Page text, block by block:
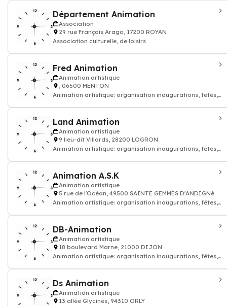
Département Animation
Association
29 rue François Arago, 17200 ROYAN
Association culturelle, de loisirs
Fred Animation
Animation artistique
, 06500 MENTON
Animation artistique: organisation inaugurations, fêtes,
Land Animation
Animation artistique
9 lieu-dit Villards, 28200 LOGRON
Animation artistique: organisation inaugurations, fêtes,
Animation A.S.K
Animation artistique
5 rue de l'Océan, 49500 SAINTE GEMMES D'ANDIGNé
Animation artistique: organisation inaugurations, fêtes,
DB-Animation
Animation artistique
18 boulevard Marne, 21000 DIJON
Animation artistique: organisation inaugurations, fêtes,
Ds Animation
Animation artistique
13 allée Glycines, 94310 ORLY